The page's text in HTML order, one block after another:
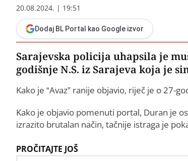
20.08.2024. | 19:51
Dodaj BL Portal kao Google izvor
Sarajevska policija uhapsila je
godišnje N.S. iz Sarajeva koja je
Kako je “Avaz” ranije objavio, riječ je o 27-
Kako je objavio pomenuti portal, Duran je
izrazito brutalan način, tačnije istraga je
PROČITAJTE JOŠ